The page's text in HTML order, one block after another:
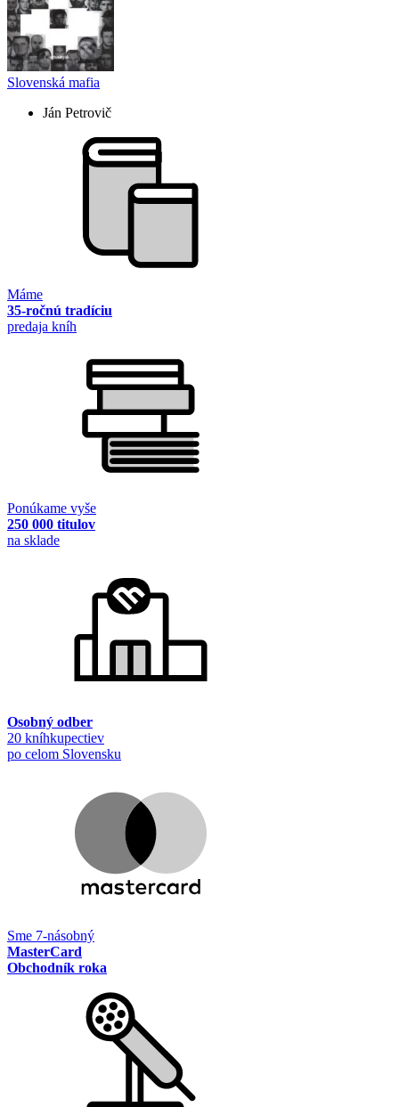
Slovenská mafia
Ján Petrovič
Máme
35-ročnú tradíciu
predaja kníh
Ponúkame vyše
250 000 titulov
na sklade
Osobný odber
20 kníhkupectiev
po celom Slovensku
Sme 7-násobný
MasterCard
Obchodník roka